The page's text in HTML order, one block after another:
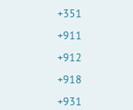
+351
+911
+912
+918
+931